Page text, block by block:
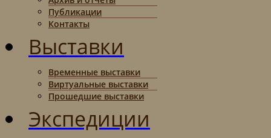
Публикации
Контакты
Выставки
Временные выставки
Виртуальные выставки
Прошедшие выставки
Экспедиции